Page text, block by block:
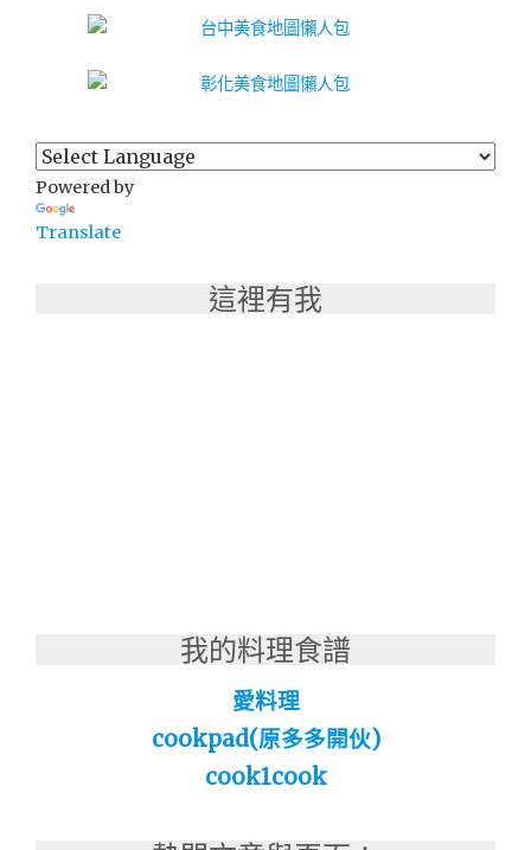
Powered by
Translate
這裡有我
我的料理食譜
愛料理
cookpad(原多多開伙)
cook1cook